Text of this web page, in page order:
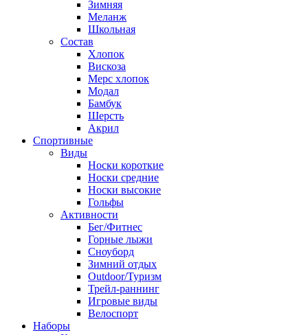
Зимняя
Меланж
Школьная
Состав
Хлопок
Вискоза
Мерс хлопок
Модал
Бамбук
Шерсть
Акрил
Спортивные
Виды
Носки короткие
Носки средние
Носки высокие
Гольфы
Активности
Бег/Фитнес
Горные лыжи
Сноуборд
Зимний отдых
Outdoor/Туризм
Трейл-раннинг
Игровые виды
Велоспорт
Наборы